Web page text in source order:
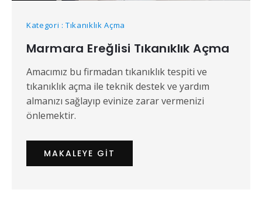
Kategori : Tıkanıklık Açma
Marmara Ereğlisi Tıkanıklık Açma
Amacımız bu firmadan tıkanıklık tespiti ve
tıkanıklık açma ile teknik destek ve yardım
almanızı sağlayıp evinize zarar vermenizi
önlemektir.
MAKALEYE GIT